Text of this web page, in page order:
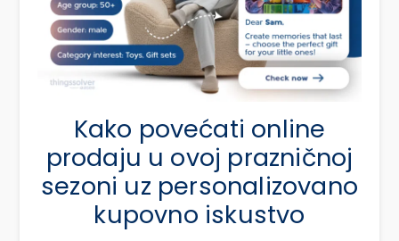
Kako povećati online
prodaju u ovoj prazničnoj
sezoni uz personalizovano
kupovno iskustvo